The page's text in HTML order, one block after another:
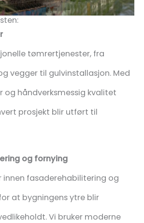
tømrertjenester, fra
vegger til gulvinstallasjon. Med
og håndverksmessig kvalitet
prosjekt blir utført til
og fornying
innen fasaderehabilitering og
at bygningens ytre blir
Vi bruker moderne